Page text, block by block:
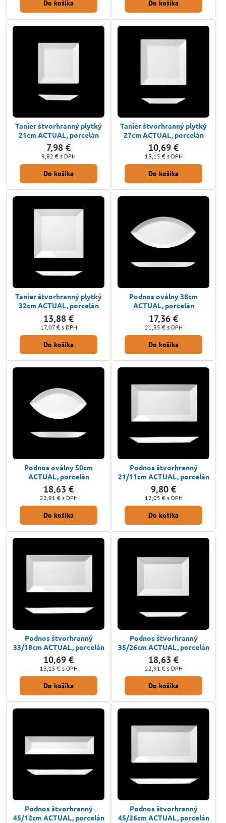
Do košíka Do košíka
Tanier štvorhranný plytký
21cm ACTUAL, porcelán
7,98 €
9,82 € s DPH
Do košíka
Tanier štvorhranný plytký
27cm ACTUAL, porcelán
10,69 €
13,15 € s DPH
Do košíka
Tanier štvorhranný plytký
32cm ACTUAL, porcelán
13,88 €
17,07 € s DPH
Do košíka
Podnos oválny 38cm
ACTUAL, porcelán
17,36 €
21,35 € s DPH
Do košíka
Podnos oválny 50cm
ACTUAL, porcelán
18,63 €
22,91 € s DPH
Do košíka
Podnos štvorhranný
21/11cm ACTUAL, porcelán
9,80 €
12,05 € s DPH
Do košíka
Podnos štvorhranný
33/18cm ACTUAL, porcelán
10,69 €
13,15 € s DPH
Do košíka
Podnos štvorhranný
35/26cm ACTUAL, porcelán
18,63 €
22,91 € s DPH
Do košíka
Podnos štvorhranný
45/12cm ACTUAL, porcelán
Podnos štvorhranný
45/26cm ACTUAL, porcelán